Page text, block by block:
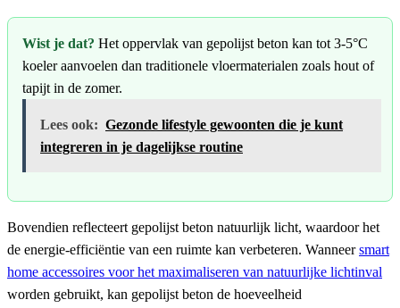
Wist je dat? Het oppervlak van gepolijst beton kan tot 3-5°C
koeler aanvoelen dan traditionele vloermaterialen zoals hout of
tapijt in de zomer.
Lees ook: Gezonde lifestyle gewoonten die je kunt
integreren in je dagelijkse routine
Bovendien reflecteert gepolijst beton natuurlijk licht, waardoor het
de energie-efficiëntie van een ruimte kan verbeteren. Wanneersmart
home accessoires voor het maximaliseren van natuurlijke lichtinval
worden gebruikt, kan gepolijst beton de hoeveelheid